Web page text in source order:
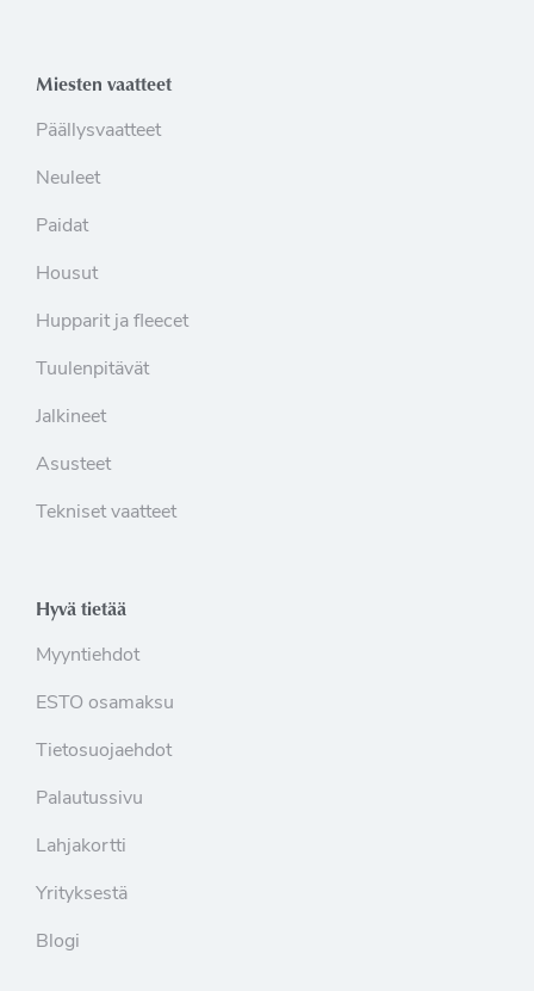
Miesten vaatteet
Päällysvaatteet
Neuleet
Paidat
Housut
Hupparit ja fleecet
Tuulenpitävät
Jalkineet
Asusteet
Tekniset vaatteet
Hyvä tietää
Myyntiehdot
ESTO osamaksu
Tietosuojaehdot
Palautussivu
Lahjakortti
Yrityksestä
Blogi